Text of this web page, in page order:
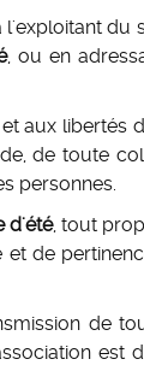
du
, ou en
aux libertés
de toute
personnes.
d'été, tout
de
de
est